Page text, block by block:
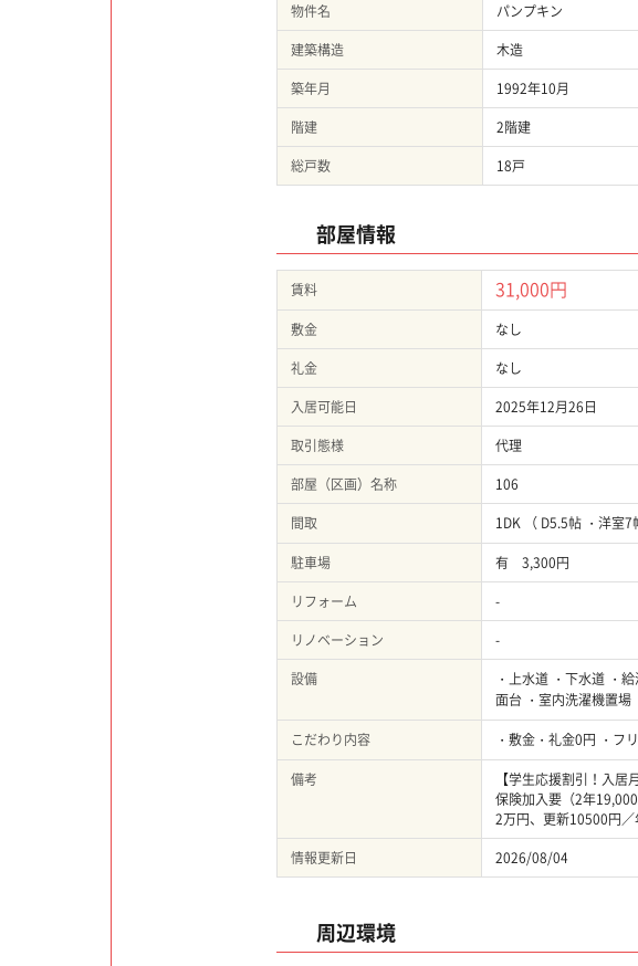
物件名
パンプキン
建築構造
木造
築年月
1992年10月
階建
2階建
総戸数
18戸
部屋情報
賃料 31,000円
敷金 なし
礼金
なし
入居可能日
2025年12月26日
取引態様
代理
部屋（区画）名称
106
間取
1DK （ D5.5帖 ・洋室7
駐車場
有 3,300円
リフォーム
-
リノベーション
-
設備
・上水道 ・下水道 ・
面台 ・室内洗濯機置場
こだわり内容
・敷金・礼金0円 ・フ
備考
【学生応援割引！入
保険加入要（2年
2万円、更新10500円
情報更新日
2026/08/04
周辺環境